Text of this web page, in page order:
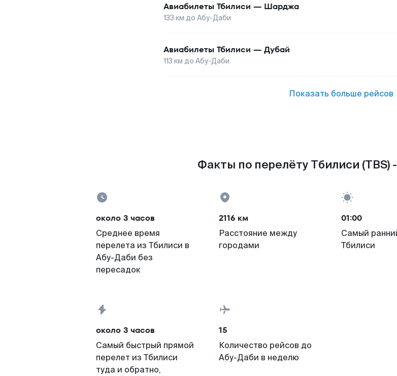
Авиабилеты Тбилиси — Шарджа
133 км до Абу-Даби
Авиабилеты Тбилиси — Дубай
113 км до Абу-Даби
Показать больше рейсов
Факты по перелёту Тбилиси (TBS)
около 3 часов
Среднее время
перелета из Тбилиси в
Абу-Даби без
пересадок
2116 км
Расстояние между
городами
01:00
Самый
Тбилиси
около 3 часов
Самый быстрый прямой
перелет из Тбилиси
туда и обратно,
15
Количество рейсов до
Абу-Даби в неделю